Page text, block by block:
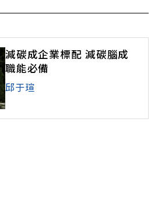
減碳成企業標配 減碳腦成
職能必備
邱于瑄